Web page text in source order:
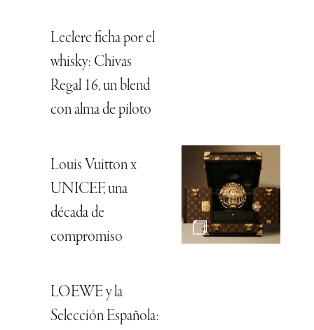
Leclerc ficha por el
whisky: Chivas
Regal 16, un blend
con alma de piloto
Louis Vuitton x
UNICEF, una
década de
compromiso
LOEWE y la
Selección Española: